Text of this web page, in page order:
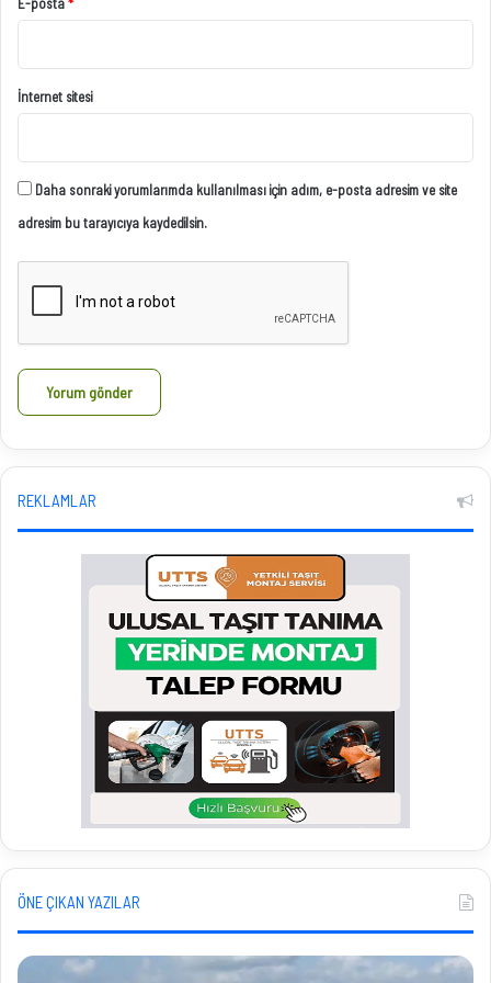
E-posta*
İnternet sitesi
Daha sonraki yorumlarımda kullanılması için adım, e-posta adresim ve site
adresim bu tarayıcıya kaydedilsin.
REKLAMLAR
ÖNE ÇIKAN YAZILAR
Güller